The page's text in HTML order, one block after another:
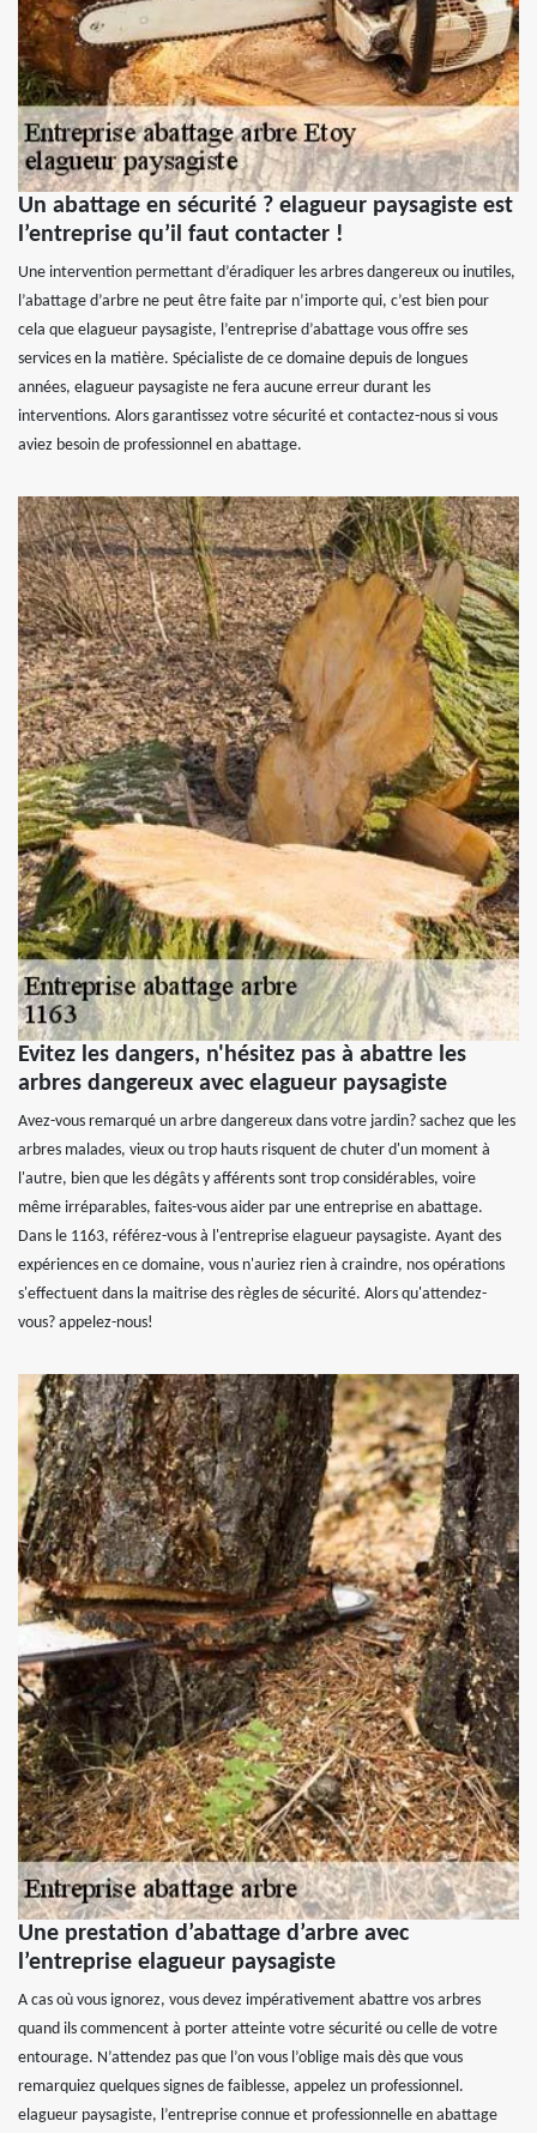
Un abattage en sécurité ? elagueur paysagiste est
l’entreprise qu’il faut contacter !
Une intervention permettant d’éradiquer les arbres dangereux ou inutiles,
l’abattage d’arbre ne peut être faite par n’importe qui, c’est bien pour
cela que elagueur paysagiste, l’entreprise d’abattage vous offre ses
services en la matière. Spécialiste de ce domaine depuis de longues
années, elagueur paysagiste ne fera aucune erreur durant les
interventions. Alors garantissez votre sécurité et contactez-nous si vous
aviez besoin de professionnel en abattage.
Evitez les dangers, n'hésitez pas à abattre les
arbres dangereux avec elagueur paysagiste
Avez-vous remarqué un arbre dangereux dans votre jardin? sachez que les
arbres malades, vieux ou trop hauts risquent de chuter d'un moment à
l'autre, bien que les dégâts y afférents sont trop considérables, voire
même irréparables, faites-vous aider par une entreprise en abattage.
Dans le 1163, référez-vous à l'entreprise elagueur paysagiste. Ayant des
expériences en ce domaine, vous n'auriez rien à craindre, nos opérations
s'effectuent dans la maitrise des règles de sécurité. Alors qu'attendez-
vous? appelez-nous!
Une prestation d’abattage d’arbre avec
l’entreprise elagueur paysagiste
A cas où vous ignorez, vous devez impérativement abattre vos arbres
quand ils commencent à porter atteinte votre sécurité ou celle de votre
entourage. N’attendez pas que l’on vous l’oblige mais dès que vous
remarquiez quelques signes de faiblesse, appelez un professionnel.
elagueur paysagiste, l’entreprise connue et professionnelle en abattage